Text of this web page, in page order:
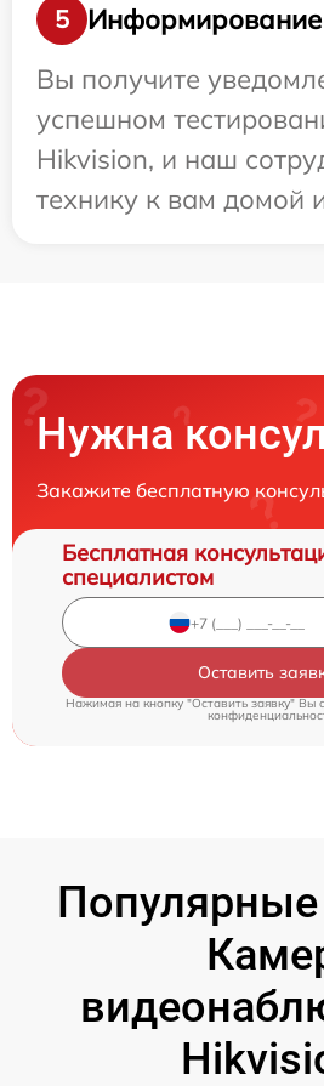
5
Информирование
Вы получите
успешном
Hikvision, и наш
технику к вам домой
Нужна
Закажите бесплатную
Бесплатная
специалистом
Оставить
Нажимая на кнопку "Оставить заявку" Вы